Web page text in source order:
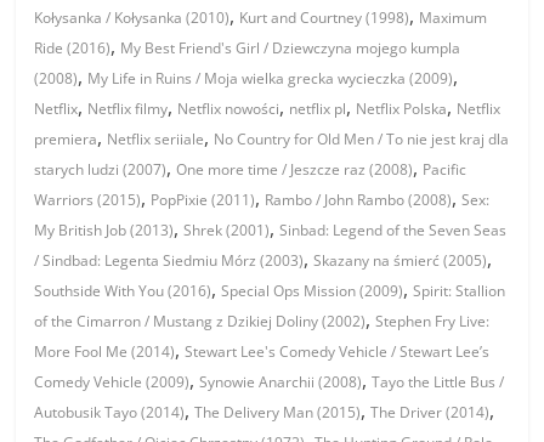
Kołysanka / Kołysanka (2010), Kurt and Courtney (1998), Maximum
Ride (2016), My Best Friend's Girl / Dziewczyna mojego kumpla
(2008), My Life in Ruins / Moja wielka grecka wycieczka (2009),
Netflix, Netflix filmy, Netflix nowości, netflix pl, Netflix Polska, Netflix
premiera, Netflix seriiale, No Country for Old Men / To nie jest kraj dla
starych ludzi (2007),One more time / Jeszcze raz (2008), Pacific
Warriors (2015), PopPixie (2011), Rambo / John Rambo (2008),Sex:
My British Job (2013),Shrek (2001),Sinbad: Legend of the Seven Seas
/ Sindbad: Legenta Siedmiu Mórz (2003),Skazany na śmierć (2005),
Southside With You (2016),Special Ops Mission (2009),Spirit: Stallion
of the Cimarron / Mustang z Dzikiej Doliny (2002),Stephen Fry Live:
More Fool Me (2014),Stewart Lee's Comedy Vehicle / Stewart Lee’s
Comedy Vehicle (2009),Synowie Anarchii (2008),Tayo the Little Bus /
Autobusik Tayo (2014),The Delivery Man (2015),The Driver (2014),